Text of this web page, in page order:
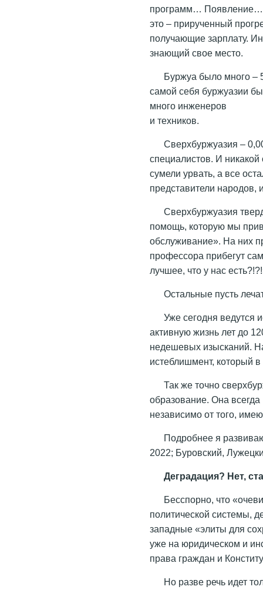
программ… Появление…
это – прирученный
получающие зарплату.
знающий свое место.
Буржуа было много –
самой себя буржуазии
много инженеров
и техников.
Сверхбуржуазия –
специалистов. И
сумели урвать, а все
представители
Сверхбуржуазия
помощь, которую мы
обслуживание». На них
профессора прибегут
лучшее, что у нас
Остальные пусть
Уже сегодня ведутся
активную жизнь лет до
недешевых изысканий.
истеблишмент, который в
Так же точно
образование. Она
независимо от того,
Подробнее я
2022; Буровский,
Деградация? Нет,
Бесспорно, что
политической системы,
западные «элиты для
уже на юридическом и
права граждан и
Но разве речь идет